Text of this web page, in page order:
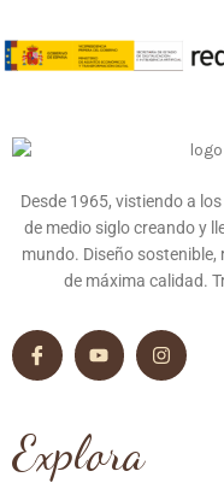
Desde 1965, vistiendo a
de medio siglo creando y
mundo. Diseño
de máxima calidad.
Explora